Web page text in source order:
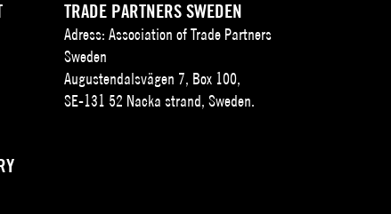
TRADE PARTNERS SWEDEN
Adress: Association of Trade Partners
Sweden
Augustendalsvägen 7, Box 100,
SE-131 52 Nacka strand, Sweden.